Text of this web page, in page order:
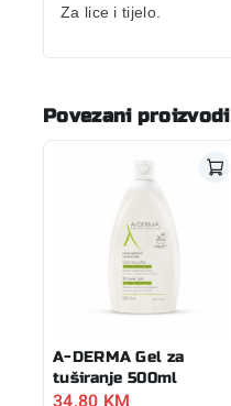
Za lice i tijelo.
Povezani proizvodi
A-DERMA Gel za
tuširanje 500ml